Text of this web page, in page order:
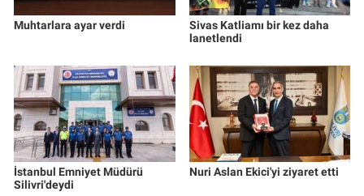
Muhtarlara ayar verdi
Sivas Katliamı bir kez daha
lanetlendi
İstanbul Emniyet Müdürü
Silivri'deydi
Nuri Aslan Ekici'yi ziyaret etti